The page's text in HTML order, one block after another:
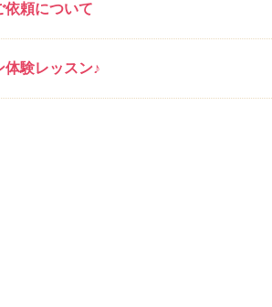
依頼について
験レッスン♪